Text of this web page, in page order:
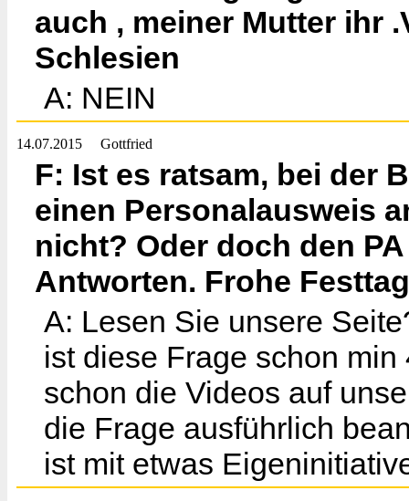
auch , meiner Mutter ihr
Schlesien
A: NEIN
14.07.2015 Gottfried
F: Ist es ratsam, bei der
einen Personalausweis
nicht? Oder doch den
Antworten. Frohe
A: Lesen Sie unsere
ist diese Frage schon
schon die Videos auf
die Frage ausführlich
ist mit etwas